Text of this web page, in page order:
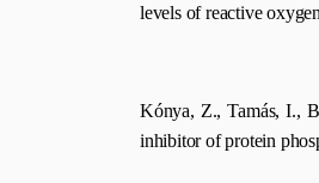
levels of reactive
Kónya, Z., Tamás, I.,
inhibitor of protein